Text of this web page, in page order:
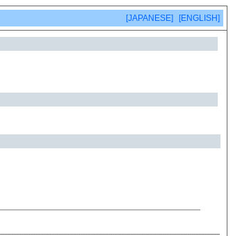
[JAPANESE] [ENGLISH]